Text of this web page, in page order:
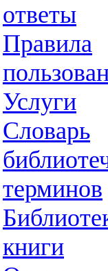
ответы
Правила
Услуги
Словарь
терминов
книги